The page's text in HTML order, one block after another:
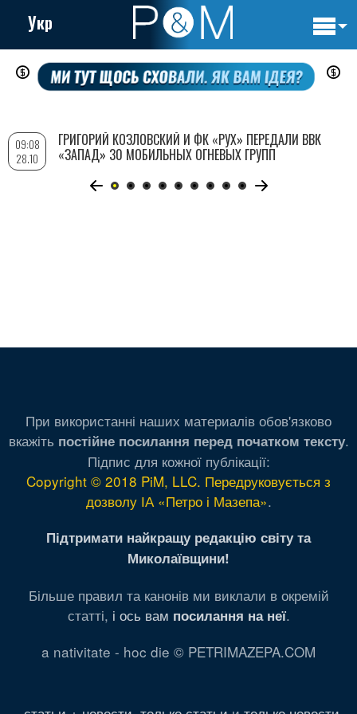
Перейти
содержанию
Укр
09:08
28.10
ГРИГОРИЙ КОЗЛОВСКИЙ И ФК «РУХ» ПЕРЕДАЛИ ВВК
«ЗАПАД» 30 МОБИЛЬНЫХ ОГНЕВЫХ ГРУПП
При використанні наших материалів обов'язково
вкажіть постійне посилання перед початком тексту.
Підпис для кожної публікації:
Copyright © 2018 PiM, LLC. Передруковується з
дозволу ІА «Петро і Мазепа».
Підтримати найкращу редакцію світу та
Миколаївщини!
Більше правил та канонів ми виклали в окремій
статті, і ось вам посилання на неї.
a nativitate - hoc die © PETRIMAZEPA.COM